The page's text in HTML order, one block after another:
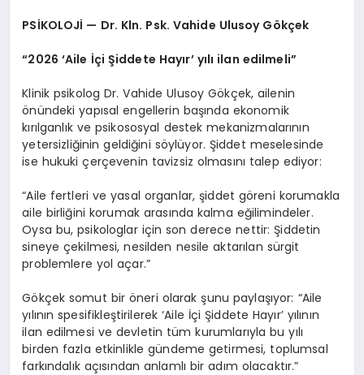
PSİKOLOJİ — Dr. Kln. Psk. Vahide Ulusoy Gökçek
“2026 ‘Aile İçi Şiddete Hayır’ yılı ilan edilmeli”
Klinik psikolog Dr. Vahide Ulusoy Gökçek, ailenin
önündeki yapısal engellerin başında ekonomik
kırılganlık ve psikososyal destek mekanizmalarının
yetersizliğinin geldiğini söylüyor. Şiddet meselesinde
ise hukuki çerçevenin tavizsiz olmasını talep ediyor:
“Aile fertleri ve yasal organlar, şiddet göreni korumakla
aile birliğini korumak arasında kalma eğilimindeler.
Oysa bu, psikologlar için son derece nettir: Şiddetin
sineye çekilmesi, nesilden nesile aktarılan sürgit
problemlere yol açar.”
Gökçek somut bir öneri olarak şunu paylaşıyor: “Aile
yılının spesifikleştirilerek ‘Aile İçi Şiddete Hayır’ yılının
ilan edilmesi ve devletin tüm kurumlarıyla bu yılı
birden fazla etkinlikle gündeme getirmesi, toplumsal
farkındalık açısından anlamlı bir adım olacaktır.”